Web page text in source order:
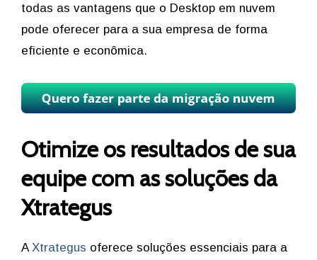
todas as vantagens que o Desktop em nuvem
pode oferecer para a sua empresa de forma
eficiente e econômica.
Otimize os resultados de sua
equipe com as soluções da
Xtrategus
AXtrategus oferece soluções essenciais para a